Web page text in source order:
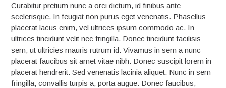
Curabitur pretium nunc a orci dictum, id finibus ante
scelerisque. In feugiat non purus eget venenatis. Phasellus
placerat lacus enim, vel ultrices ipsum commodo ac. In
ultrices tincidunt velit nec fringilla. Donec tincidunt facilisis
sem, ut ultricies mauris rutrum id. Vivamus in sem a nunc
placerat faucibus sit amet vitae nibh. Donec suscipit lorem in
placerat hendrerit. Sed venenatis lacinia aliquet. Nunc in sem
fringilla, convallis turpis a, porta augue. Donec faucibus,